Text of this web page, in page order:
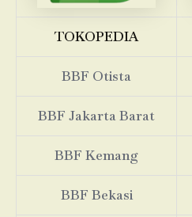
TOKOPEDIA
BBF Otista
BBF Jakarta Barat
BBF Kemang
BBF Bekasi